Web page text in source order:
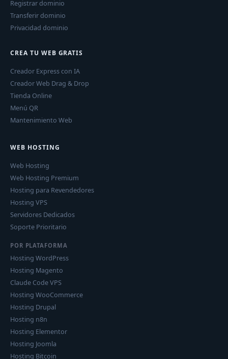
Registrar dominio
Transferir dominio
Privacidad dominio
CREA TU WEB GRATIS
Creador Express con IA
Creador Web Drag & Drop
Tienda Online
Menú QR
Mantenimiento Web
WEB HOSTING
Web Hosting
Web Hosting Premium
Hosting para Revendedores
Hosting VPS
Servidores Dedicados
Soporte Prioritario
POR PLATAFORMA
Hosting WordPress
Hosting Magento
Claude Code VPS
Hosting WooCommerce
Hosting Drupal
Hosting n8n
Hosting Elementor
Hosting Joomla
Hosting Bitcoin